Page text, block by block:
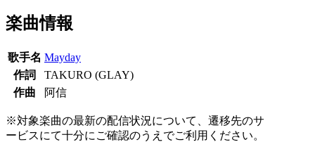
楽曲情報
歌手名 Mayday
作詞
TAKURO (GLAY)
作曲
阿信
※対象楽曲の最新の配信状況について、遷移先のサ
ービスにて十分にご確認のうえでご利用ください。